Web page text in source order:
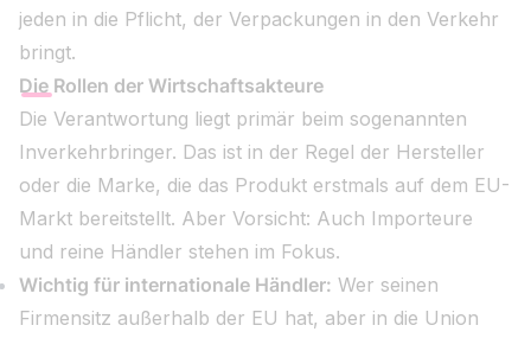
jeden in die Pflicht, der Verpackungen in den Verkehr
bringt.
Die Rollen der Wirtschaftsakteure
Die Verantwortung liegt primär beim sogenannten
Inverkehrbringer. Das ist in der Regel der Hersteller
oder die Marke, die das Produkt erstmals auf dem EU-
Markt bereitstellt. Aber Vorsicht: Auch Importeure
und reine Händler stehen im Fokus.
Wichtig für internationale Händler: Wer seinen
Firmensitz außerhalb der EU hat, aber in die Union